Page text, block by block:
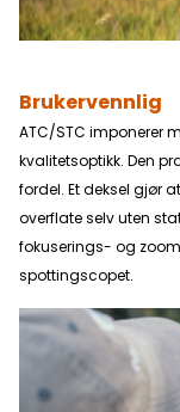
Brukervennlig
ATC/STC imponerer
kvalitetsoptikk. Den
fordel. Et deksel gjør
overflate selv uten
fokuserings- og
spottingscopet.